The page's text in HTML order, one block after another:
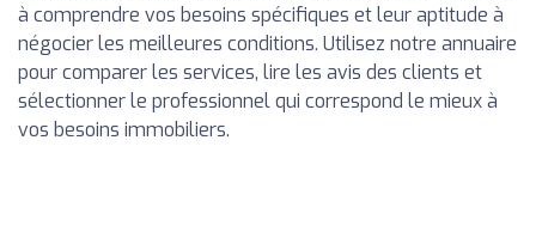
à comprendre vos besoins spécifiques et leur aptitude à
négocier les meilleures conditions. Utilisez notre annuaire
pour comparer les services, lire les avis des clients et
sélectionner le professionnel qui correspond le mieux à
vos besoins immobiliers.